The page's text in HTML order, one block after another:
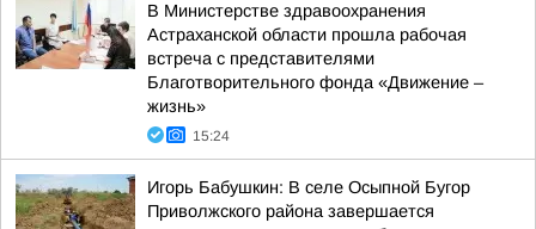
В Министерстве здравоохранения
Астраханской области прошла рабочая
встреча с представителями
Благотворительного фонда «Движение –
жизнь»
15:24
Игорь Бабушкин: В селе Осыпной Бугор
Приволжского района завершается